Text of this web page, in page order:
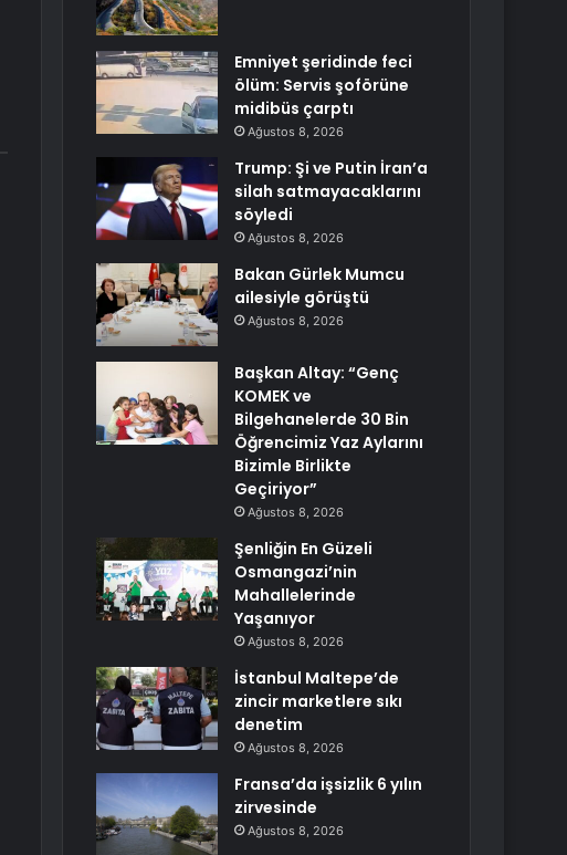
Emniyet şeridinde feci
ölüm: Servis şoförüne
midibüs çarptı
Ağustos 8, 2026
Trump: Şi ve Putin İran’a
silah satmayacaklarını
söyledi
Ağustos 8, 2026
Bakan Gürlek Mumcu
ailesiyle görüştü
Ağustos 8, 2026
Başkan Altay: “Genç
KOMEK ve
Bilgehanelerde 30 Bin
Öğrencimiz Yaz Aylarını
Bizimle Birlikte
Geçiriyor”
Ağustos 8, 2026
Şenliğin En Güzeli
Osmangazi’nin
Mahallelerinde
Yaşanıyor
Ağustos 8, 2026
İstanbul Maltepe’de
zincir marketlere sıkı
denetim
Ağustos 8, 2026
Fransa’da işsizlik 6 yılın
zirvesinde
Ağustos 8, 2026